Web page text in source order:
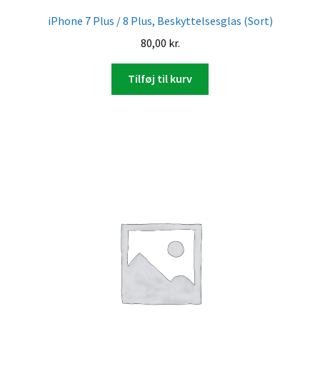
iPhone 7 Plus / 8 Plus, Beskyttelsesglas (Sort)
80,00 kr.
Tilføj til kurv